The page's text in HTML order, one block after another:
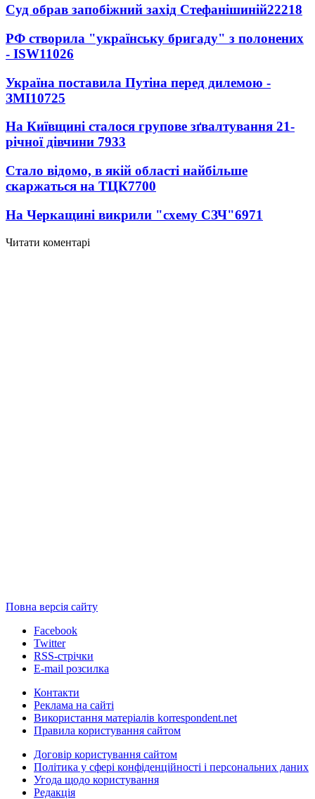
Суд обрав запобіжний захід Стефанішиній22218
РФ створила "українську бригаду" з полонених
- ISW11026
Україна поставила Путіна перед дилемою -
ЗМІ10725
На Київщині сталося групове зґвалтування 21-
річної дівчини 7933
Стало відомо, в якій області найбільше
скаржаться на ТЦК7700
На Черкащині викрили "схему СЗЧ"6971
Читати коментарі
Повна версія сайту
Facebook
Twitter
RSS-стрічки
E-mail розсилка
Контакти
Реклама на сайті
Використання матеріалів korrespondent.net
Правила користування сайтом
Договір користування сайтом
Політика у сфері конфіденційності і персональних даних
Угода щодо користування
Редакція